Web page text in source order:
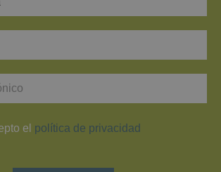
el política de privacidad